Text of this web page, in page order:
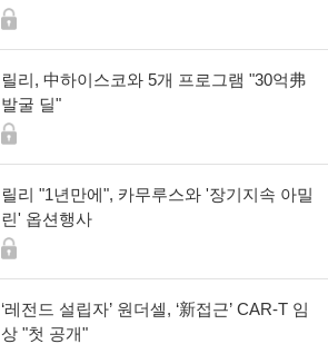
릴리, 中하이스코와 5개 프로그램 "30억弗
발굴 딜"
릴리 "1년만에", 카무루스와 '장기지속 아밀
린' 옵션행사
‘레전드 설립자’ 원더셀, ‘新접근’ CAR-T 임
상 "첫 공개"